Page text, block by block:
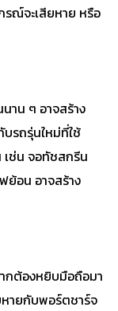
รณ์จะเสียหาย หรือ
าน ๆ อาจสร้าง
รถรุ่นใหม่ที่ใช้
เช่น จอทัชสกรีน
ย้อน อาจสร้าง
กต้องหยิบมือถือมา
หายกับพอร์ตชาร์จ